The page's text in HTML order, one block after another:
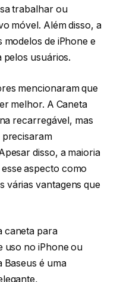
trabalhar ou
móvel. Além disso, a
de iPhone e
pelos usuários.
mencionaram que
melhor. A Caneta
recarregável, mas
disso, a maioria
aspecto como
várias vantagens que
caneta para
uso no iPhone ou
Baseus é uma